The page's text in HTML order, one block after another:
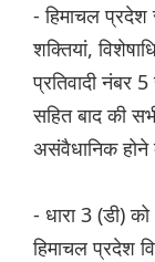
- हिमाचल प्रदेश
शक्तियां,
प्रतिवादी नंबर
सहित बाद की
असंवैधानिक होने
- धारा 3 (डी)
हिमाचल प्रदेश